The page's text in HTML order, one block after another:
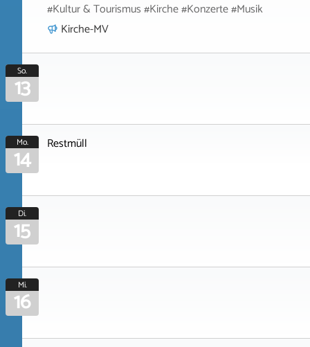
#Kultur & Tourismus #Kirche #Konzerte #Musik
Kirche-MV
So.
13
Mo.
14 Restmüll
Di.
15
Mi.
16